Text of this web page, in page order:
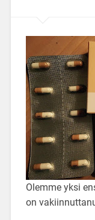
Olemme yksi
on